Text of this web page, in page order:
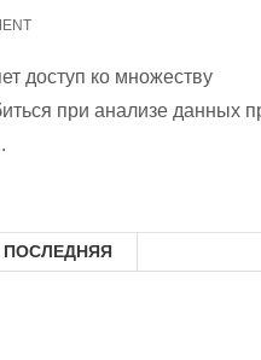
доступ ко множеству
при анализе данных
ПОСЛЕДНЯЯ